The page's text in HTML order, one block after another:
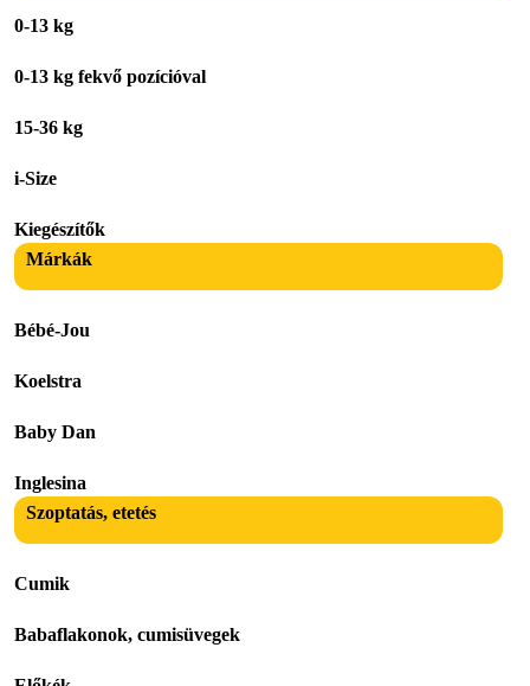
0-13 kg
0-13 kg fekvő pozícióval
15-36 kg
i-Size
Kiegészítők
Márkák
Bébé-Jou
Koelstra
Baby Dan
Inglesina
Szoptatás, etetés
Cumik
Babaflakonok, cumisüvegek